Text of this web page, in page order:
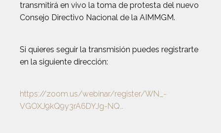
transmitirá en vivo la toma de protesta del nuevo
Consejo Directivo Nacional de la AIMMGM.
Si quieres seguir la transmisión puedes registrarte
en la siguiente dirección:
https://zoom.us/webinar/register/WN_-
VGOXJ9kQ9y3rA6DYJg-NQ…